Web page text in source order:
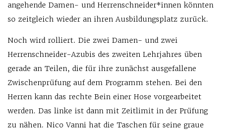
angehende Damen- und Herrenschneider*innen könnten
so zeitgleich wieder an ihren Ausbildungsplatz zurück.
Noch wird rolliert. Die zwei Damen- und zwei
Herrenschneider-Azubis des zweiten Lehrjahres üben
gerade an Teilen, die für ihre zunächst ausgefallene
Zwischenprüfung auf dem Programm stehen. Bei den
Herren kann das rechte Bein einer Hose vorgearbeitet
werden. Das linke ist dann mit Zeitlimit in der Prüfung
zu nähen. Nico Vanni hat die Taschen für seine graue